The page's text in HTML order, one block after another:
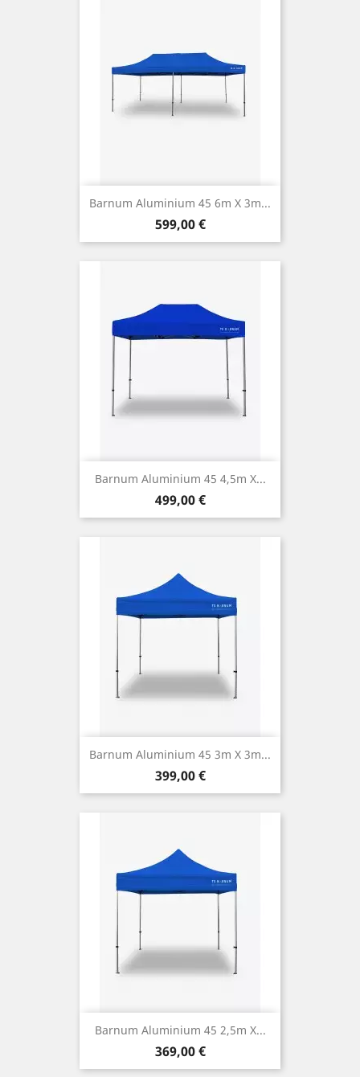
Barnum Aluminium 45 6m X 3m...
Prix
599,00 €
Barnum Aluminium 45 4,5m X...
Prix
499,00 €
Barnum Aluminium 45 3m X 3m...
Prix
399,00 €
Barnum Aluminium 45 2,5m X...
Prix
369,00 €